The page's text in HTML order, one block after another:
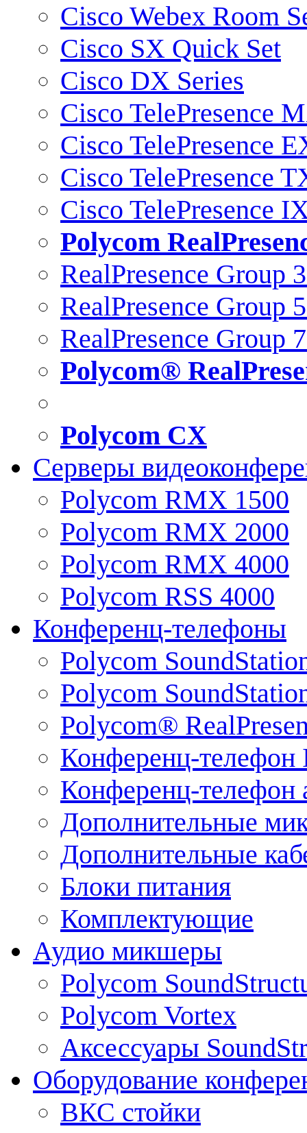
Cisco Webex Room
Cisco SX Quick Set
Cisco DX Series
Cisco TelePresence
Cisco TelePresence
Cisco TelePresence
Cisco TelePresence
Polycom
RealPresence Group
RealPresence Group
RealPresence Group
Polycom®
Polycom CX
Серверы
Polycom RMX 1500
Polycom RMX 2000
Polycom RMX 4000
Polycom RSS 4000
Конференц-телефоны
Polycom
Polycom
Polycom®
Конференц-телефон
Конференц-телефон
Дополнительные
Дополнительные
Блоки питания
Комплектующие
Аудио микшеры
Polycom
Polycom Vortex
Аксессуары
Оборудование
ВКС стойки